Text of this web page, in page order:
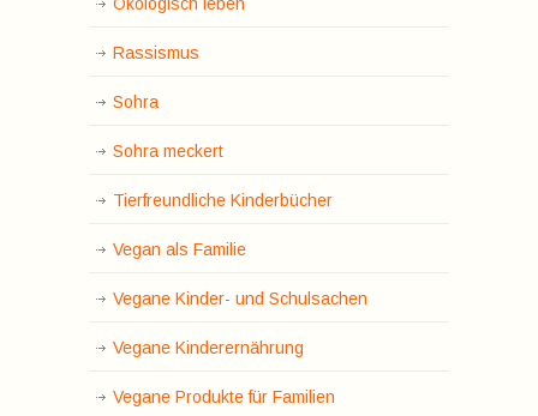
Rassismus
Sohra
Sohra meckert
Tierfreundliche Kinderbücher
Vegan als Familie
Vegane Kinder- und Schulsachen
Vegane Kinderernährung
Vegane Produkte für Familien